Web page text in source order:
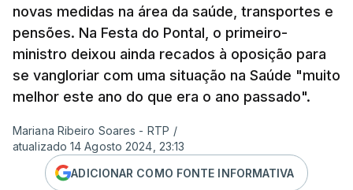
novas medidas na área da saúde, transportes e
pensões. Na Festa do Pontal, o primeiro-
ministro deixou ainda recados à oposição para
se vangloriar com uma situação na Saúde "muito
melhor este ano do que era o ano passado".
Mariana Ribeiro Soares - RTP /
atualizado 14 Agosto 2024, 23:13
ADICIONAR COMO FONTE INFORMATIVA